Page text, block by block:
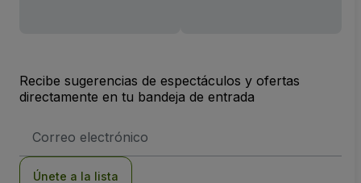
Recibe sugerencias de espectáculos y ofertas
directamente en tu bandeja de entrada
de
Únete a la lista